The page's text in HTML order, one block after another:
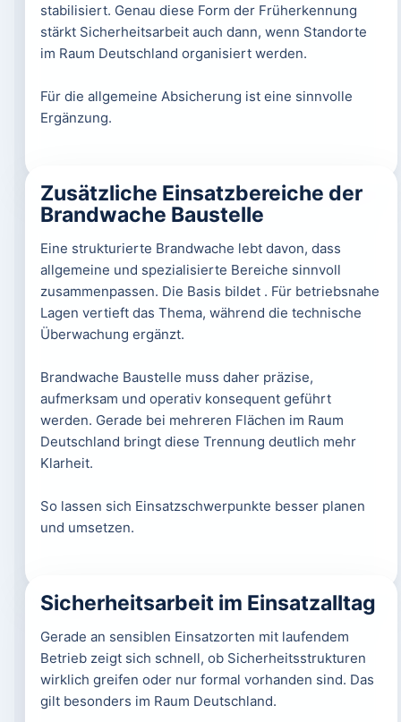
stabilisiert. Genau diese Form der Früherkennung
stärkt Sicherheitsarbeit auch dann, wenn Standorte
im Raum Deutschland organisiert werden.
Für die allgemeine Absicherung ist eine sinnvolle
Ergänzung.
Zusätzliche Einsatzbereiche der
Brandwache Baustelle
Eine strukturierte Brandwache lebt davon, dass
allgemeine und spezialisierte Bereiche sinnvoll
zusammenpassen. Die Basis bildet . Für betriebsnahe
Lagen vertieft das Thema, während die technische
Überwachung ergänzt.
Brandwache Baustelle muss daher präzise,
aufmerksam und operativ konsequent geführt
werden. Gerade bei mehreren Flächen im Raum
Deutschland bringt diese Trennung deutlich mehr
Klarheit.
So lassen sich Einsatzschwerpunkte besser planen
und umsetzen.
Sicherheitsarbeit im Einsatzalltag
Gerade an sensiblen Einsatzorten mit laufendem
Betrieb zeigt sich schnell, ob Sicherheitsstrukturen
wirklich greifen oder nur formal vorhanden sind. Das
gilt besonders im Raum Deutschland.